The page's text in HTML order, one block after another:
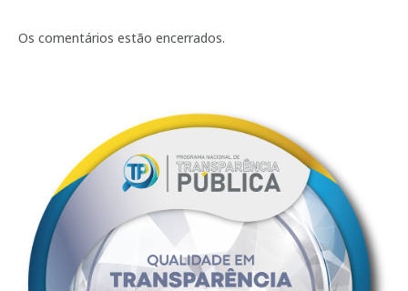
Os comentários estão encerrados.